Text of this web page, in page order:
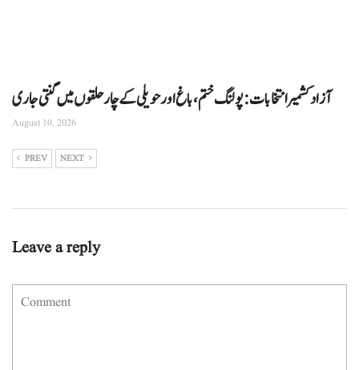
آزاد کشمیر انتخابات: پولنگ ختم، باغ اور حویلی کے چار حلقوں میں گنتی جاری
August 10, 2026
PREV NEXT
Leave a reply